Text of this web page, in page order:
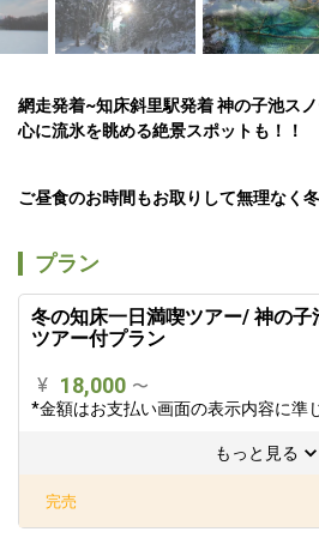
網走発着~知床斜里駅発着 神の子池ス
心に流氷を眺める絶景スポットも！！
ご昼食のお時間もお取りして無理なく
プラン
冬の知床一日満喫ツアー/ 神の
ツアー付プラン
¥ 18,000 〜
*金額はお支払い画面の表示内容に準
もっと見る
完売